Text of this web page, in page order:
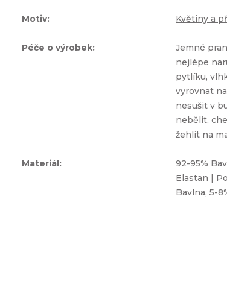
Motiv: Květiny a
Péče o výrobek:
Jemné
nejlépe
pytlíku,
vyrovnat
nesušit v
nebělit,
žehlit na
Materiál:
92-95%
Elastan |
Bavlna, 5-